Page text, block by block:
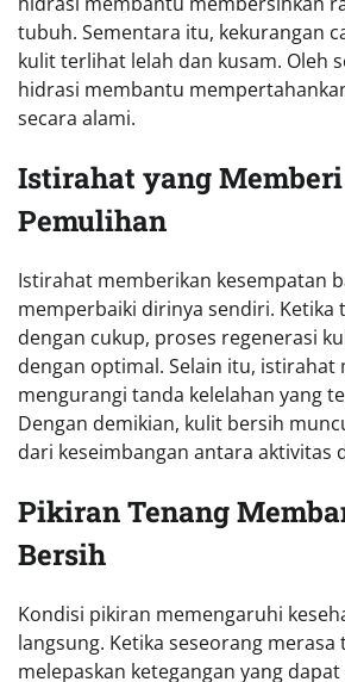
tubuh. Sementara itu, kekurangan
kulit terlihat lelah dan kusam. Oleh
hidrasi membantu
secara alami.
Istirahat yang
Pemulihan
Istirahat memberikan kesempatan
memperbaiki dirinya sendiri.
dengan cukup, proses regenerasi
dengan optimal. Selain itu, istirahat
mengurangi tanda kelelahan yang
Dengan demikian, kulit bersih
dari keseimbangan antara aktivitas
Pikiran Tenang
Bersih
Kondisi pikiran memengaruhi
langsung. Ketika seseorang
melepaskan ketegangan yang